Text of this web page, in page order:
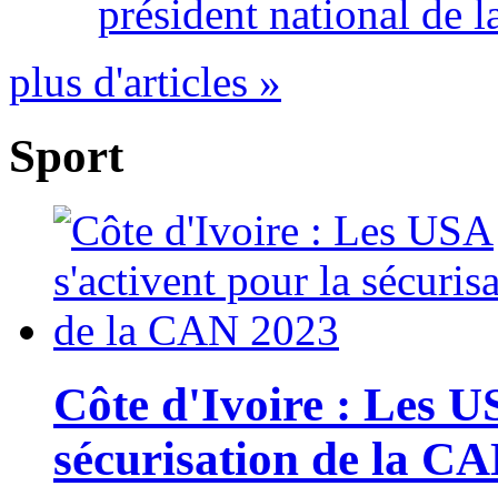
président national de
plus d'articles »
Sport
Côte d'Ivoire : Les
sécurisation de la